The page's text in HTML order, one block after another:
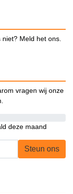
Meld het ons.
vragen wij onze
deze maand
Steun ons